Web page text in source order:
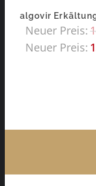
algovir
Neuer Preis:
Neuer Preis: